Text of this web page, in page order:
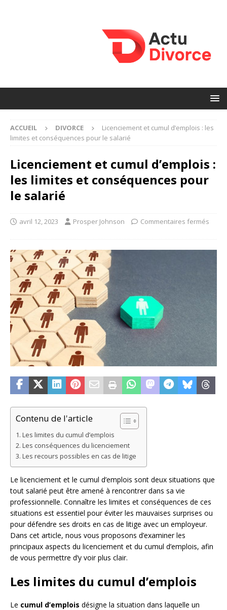
ACCUEIL DIVORCE
Licenciement et cumul d’emplois : les
limites et conséquences pour le salarié
Licenciement et cumul d’emplois :
les limites et conséquences pour
le salarié
avril 12, 2023 Prosper Johnson Commentaires fermés
Contenu de l'article
Les limites du cumul d’emplois
Les conséquences du licenciement
Les recours possibles en cas de litige
Le licenciement et le cumul d’emplois sont deux situations que
tout salarié peut être amené à rencontrer dans sa vie
professionnelle. Connaître les limites et conséquences de ces
situations est essentiel pour éviter les mauvaises surprises ou
pour défendre ses droits en cas de litige avec un employeur.
Dans cet article, nous vous proposons d’examiner les
principaux aspects du licenciement et du cumul d’emplois, afin
de vous permettre d’y voir plus clair.
Les limites du cumul d’emplois
Le cumul d’emplois désigne la situation dans laquelle un